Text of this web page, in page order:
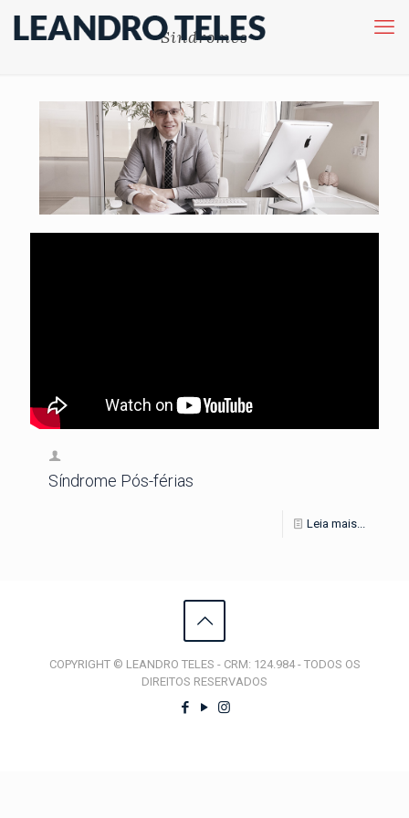
Sindromes
Síndrome Pós-férias
Leia mais...
COPYRIGHT © LEANDRO TELES - CRM: 124.984 - TODOS OS
DIREITOS RESERVADOS